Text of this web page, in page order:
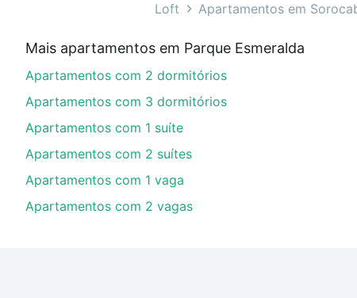
Aqui na Loft temos a oferta ideal para você, com
opções de financiamento imobiliário as parcelas
veja em nosso portal quanto custa comprar um
Loft Apartamentos em
Mais apartamentos em Parque Esmeralda
Apartamentos com 2 dormitórios
Apartamentos com 3 dormitórios
Apartamentos com 1 suíte
Apartamentos com 2 suítes
Apartamentos com 1 vaga
Apartamentos com 2 vagas